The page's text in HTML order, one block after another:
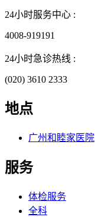
24小时服务中心 :
4008-919191
24小时急诊热线 :
(020) 3610 2333
地点
广州和睦家医院
服务
体检服务
全科